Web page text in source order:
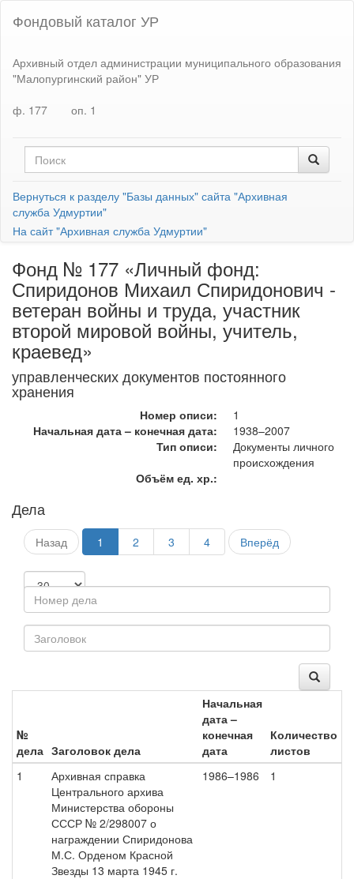
Фондовый каталог УР
Архивный отдел администрации муниципального образования
"Малопургинский район" УР
ф. 177
оп. 1
Вернуться к разделу "Базы данных" сайта "Архивная
служба Удмуртии"
На сайт "Архивная служба Удмуртии"
Фонд № 177 «Личный фонд:
Спиридонов Михаил Спиридонович -
ветеран войны и труда, участник
второй мировой войны, учитель,
краевед»
управленческих документов постоянного
хранения
Номер описи:
1
Начальная дата – конечная дата:
1938–2007
Тип описи:
Документы личного
происхождения
Объём ед. хр.:
Дела
Назад 1 2 3 4 Вперёд
№
дела Заголовок дела
Начальная
дата –
конечная
дата
Количество
листов
1
Архивная справка
Центрального архива
Министерства обороны
СССР № 2/298007 о
награждении Спиридонова
М.С. Орденом Красной
Звезды 13 марта 1945 г.
1986–1986 1